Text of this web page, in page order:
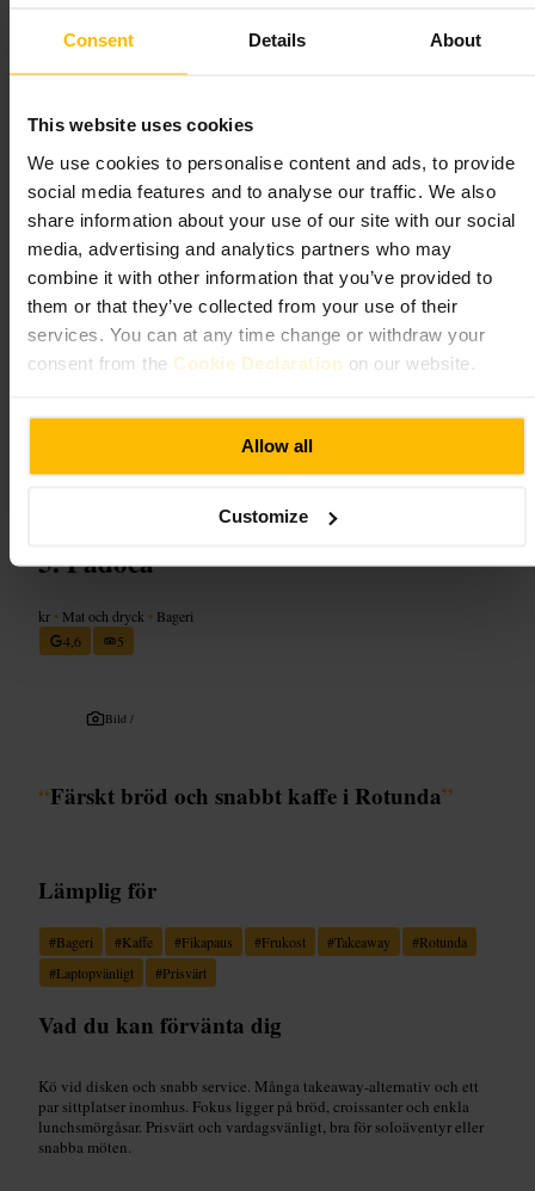
Consent Details About
This website uses cookies
We use cookies to personalise content and ads, to provide
social media features and to analyse our traffic. We also
share information about your use of our site with our social
media, advertising and analytics partners who may
combine it with other information that you’ve provided to
them or that they’ve collected from your use of their
services. You can at any time change or withdraw your
consent from the Cookie Declaration on our website.
Allow all
Customize
Lämplig för
Vad du kan förvänta dig
Avslappnad, vardaglig atmosfär med fullt tempo vid rusningstid.
Beställ kaffe och frukost vid bordet, eller ta en snabb fika om du är på
språng. Rätterna känns hemlagade och serveras utan krångel. Familjer,
par och ensamresenärer trivs här.
Planera ditt besök
bra som första stopp före en dag i stan.
Padoca
kr • Mat och dryck • Bageri
4,6
5
Bild /
“Färskt bröd och snabbt kaffe i Rotunda”
Lämplig för
#Bageri #Kaffe #Fikapaus #Frukost #Takeaway #Rotunda
#Laptopvänligt #Prisvärt
Vad du kan förvänta dig
Kö vid disken och snabb service. Många takeaway-alternativ och ett
par sittplatser inomhus. Fokus ligger på bröd, croissanter och enkla
lunchsmörgåsar. Prisvärt och vardagsvänligt, bra för soloäventyr eller
snabba möten.